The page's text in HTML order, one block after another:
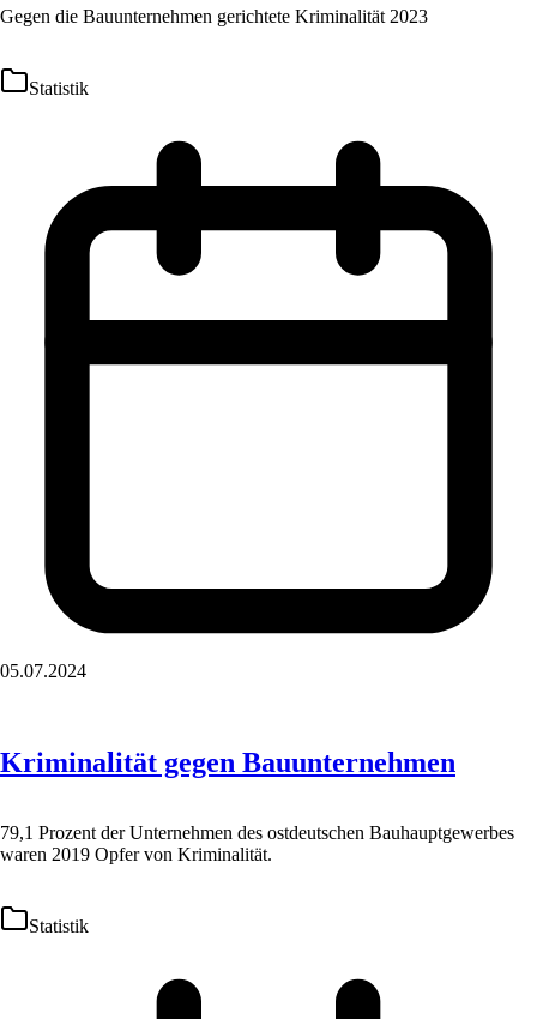
Gegen die Bauunternehmen gerichtete Kriminalität 2023
Statistik
05.07.2024
Kriminalität gegen Bauunternehmen
79,1 Prozent der Unternehmen des ostdeutschen Bauhauptgewerbes
waren 2019 Opfer von Kriminalität.
Statistik